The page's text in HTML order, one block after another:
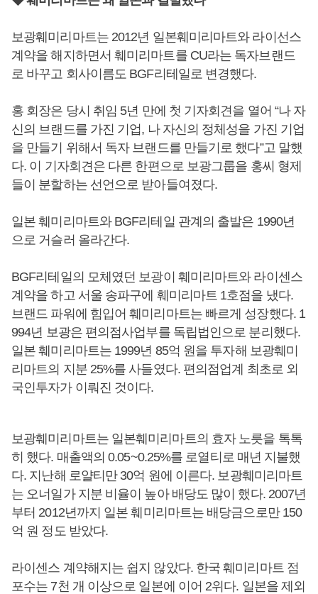
보광훼미리마트는 2012년 일본훼미리마트와 라이선스
계약을 해지하면서 훼미리마트를 CU라는 독자브랜드
로 바꾸고 회사이름도 BGF리테일로 변경했다.
홍 회장은 당시 취임 5년 만에 첫 기자회견을 열어 “나 자
신의 브랜드를 가진 기업, 나 자신의 정체성을 가진 기업
을 만들기 위해서 독자 브랜드를 만들기로 했다”고 말했
다. 이 기자회견은 다른 한편으로 보광그룹을 홍씨 형제
들이 분할하는 선언으로 받아들여졌다.
일본 훼미리마트와 BGF리테일 관계의 출발은 1990년
으로 거슬러 올라간다.
BGF리테일의 모체였던 보광이 훼미리마트와 라이센스
계약을 하고 서울 송파구에 훼미리마트 1호점을 냈다.
브랜드 파워에 힘입어 훼미리마트는 빠르게 성장했다. 1
994년 보광은 편의점사업부를 독립법인으로 분리했다.
일본 훼미리마트는 1999년 85억 원을 투자해 보광훼미
리마트의 지분 25%를 사들였다. 편의점업계 최초로 외
국인투자가 이뤄진 것이다.
보광훼미리마트는 일본훼미리마트의 효자 노릇을 톡톡
히 했다. 매출액의 0.05~0.25%를 로열티로 매년 지불했
다. 지난해 로얄티만 30억 원에 이른다. 보광훼미리마트
는 오너일가 지분 비율이 높아 배당도 많이 했다. 2007년
부터 2012년까지 일본 훼미리마트는 배당금으로만 150
억 원 정도 받았다.
라이센스 계약해지는 쉽지 않았다. 한국 훼미리마트 점
포수는 7천 개 이상으로 일본에 이어 2위다. 일본을 제외